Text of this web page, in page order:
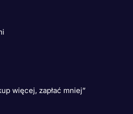
więcej, zapłać mniej”